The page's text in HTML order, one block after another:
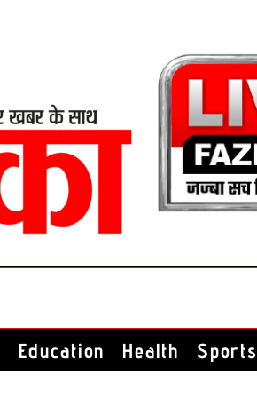
Education Health Sports